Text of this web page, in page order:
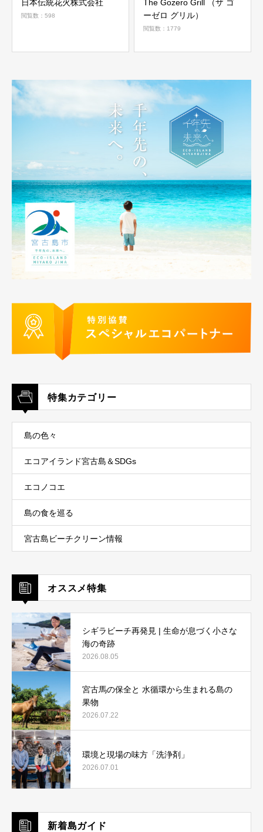
日本伝統花火株式会社
閲覧数：598
The Gozero Grill （ザ ゴ
ーゼロ グリル）
閲覧数：1779
特集カテゴリー
島の色々
エコアイランド宮古島＆SDGs
エコノコエ
島の食を巡る
宮古島ビーチクリーン情報
オススメ特集
シギラビーチ再発見 | 生命が息づく小さな
海の奇跡
2026.08.05
宮古馬の保全と 水循環から生まれる島の
果物
2026.07.22
環境と現場の味方「洗浄剤」
2026.07.01
新着島ガイド